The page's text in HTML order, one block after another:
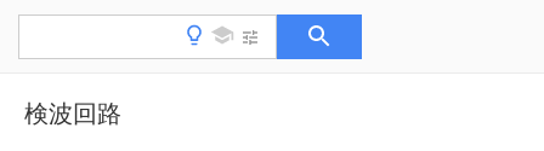
検波回路